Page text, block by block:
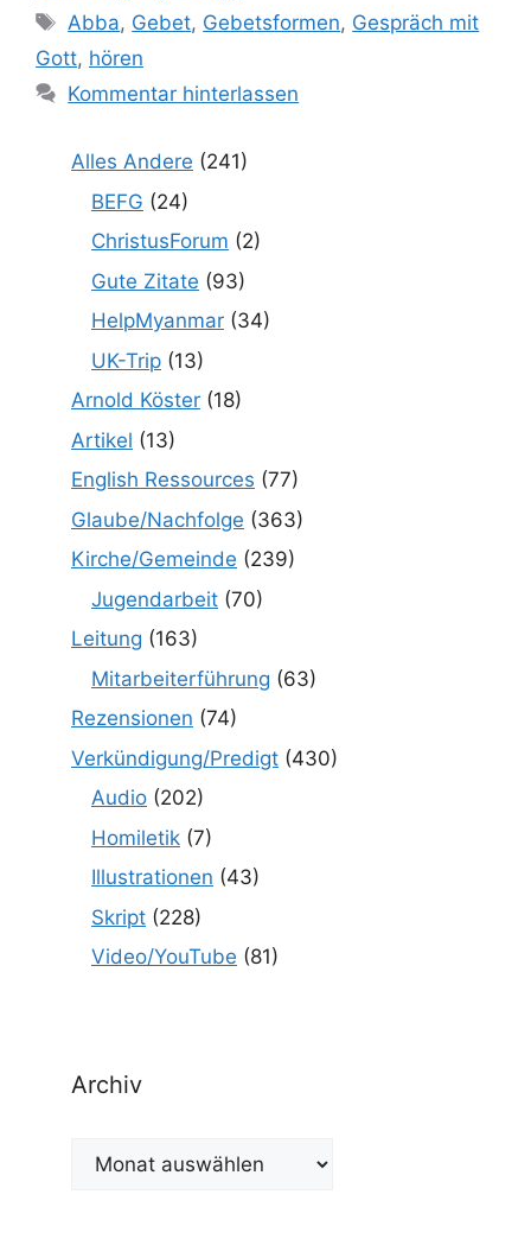
Schlagwörter
Abba, Gebet, Gebetsformen, Gespräch mit
Gott, hören
Kommentar hinterlassen
Alles Andere (241)
BEFG (24)
ChristusForum (2)
Gute Zitate (93)
HelpMyanmar (34)
UK-Trip (13)
Arnold Köster (18)
Artikel (13)
English Ressources (77)
Glaube/Nachfolge (363)
Kirche/Gemeinde (239)
Jugendarbeit (70)
Leitung (163)
Mitarbeiterführung (63)
Rezensionen (74)
Verkündigung/Predigt (430)
Audio (202)
Homiletik (7)
Illustrationen (43)
Skript (228)
Video/YouTube (81)
Archiv
Archiv